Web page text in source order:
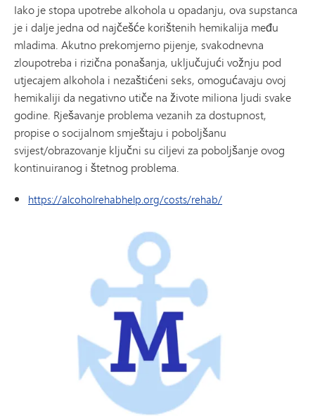
Iako je stopa upotrebe alkohola u opadanju, ova supstanca
je i dalje jedna od najčešće korištenih hemikalija među
mladima. Akutno prekomjerno pijenje, svakodnevna
zloupotreba i rizična ponašanja, uključujući vožnju pod
utjecajem alkohola i nezaštićeni seks, omogućavaju ovoj
hemikaliji da negativno utiče na živote miliona ljudi svake
godine. Rješavanje problema vezanih za dostupnost,
propise o socijalnom smještaju i poboljšanu
svijest/obrazovanje ključni su ciljevi za poboljšanje ovog
kontinuiranog i štetnog problema.
https://alcoholrehabhelp.org/costs/rehab/